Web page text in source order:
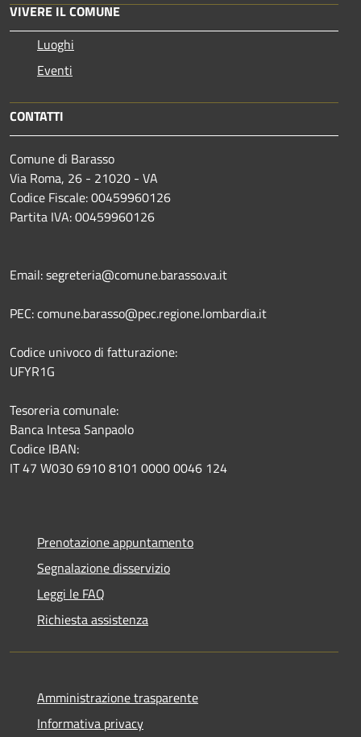
VIVERE IL COMUNE
Luoghi
Eventi
CONTATTI
Comune di Barasso
Via Roma, 26 - 21020 - VA
Codice Fiscale: 00459960126
Partita IVA: 00459960126
Email: segreteria@comune.barasso.va.it
PEC: comune.barasso@pec.regione.lombardia.it
Codice univoco di fatturazione:
UFYR1G
Tesoreria comunale:
Banca Intesa Sanpaolo
Codice IBAN:
IT 47 W030 6910 8101 0000 0046 124
Prenotazione appuntamento
Segnalazione disservizio
Leggi le FAQ
Richiesta assistenza
Amministrazione trasparente
Informativa privacy